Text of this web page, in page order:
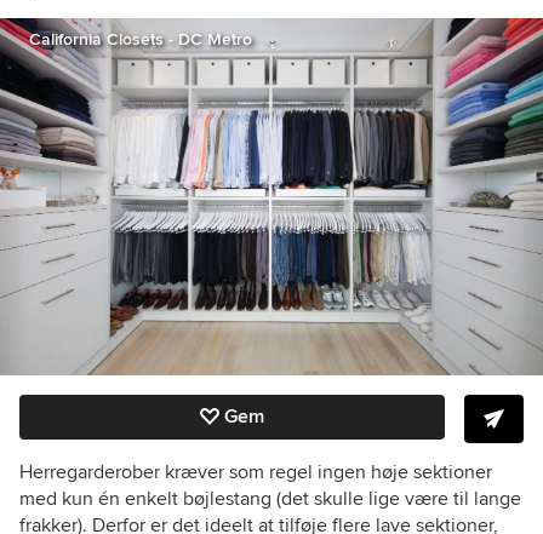
California Closets - DC Metro
Gem
Herregarderober kræver som regel ingen høje sektioner
med kun én enkelt bøjlestang (det skulle lige være til lange
frakker). Derfor er det ideelt at tilføje flere lave sektioner,